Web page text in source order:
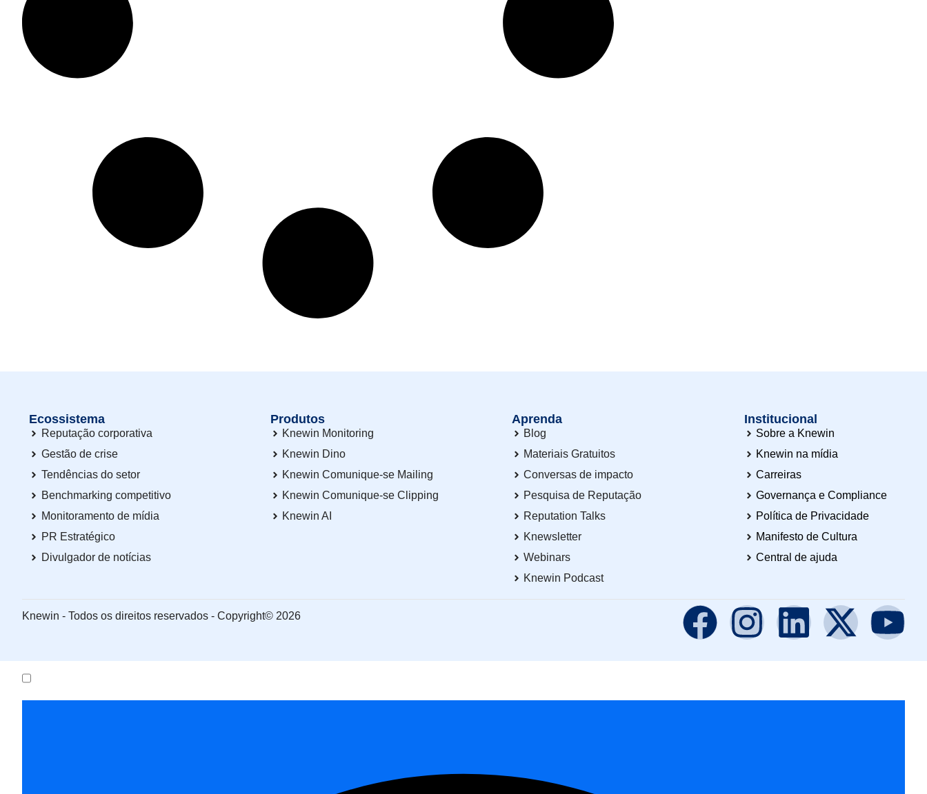
Ecossistema
Reputação corporativa
Gestão de crise
Tendências do setor
Benchmarking competitivo
Monitoramento de mídia
PR Estratégico
Divulgador de notícias
Produtos
Knewin Monitoring
Knewin Dino
Knewin Comunique-se Mailing
Knewin Comunique-se Clipping
Knewin AI
Aprenda
Blog
Materiais Gratuitos
Conversas de impacto
Pesquisa de Reputação
Reputation Talks
Knewsletter
Webinars
Knewin Podcast
Institucional
Sobre a Knewin
Knewin na mídia
Carreiras
Governança e Compliance
Política de Privacidade
Manifesto de Cultura
Central de ajuda
Knewin - Todos os direitos reservados - Copyright© 2026